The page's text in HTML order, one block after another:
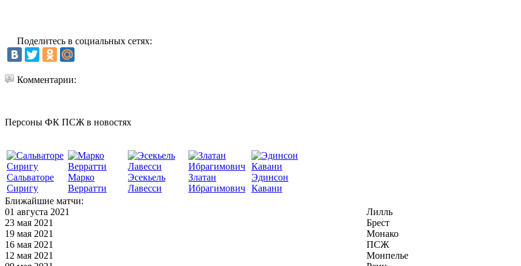
Поделитесь в социальных сетях:
Комментарии:
Персоны ФК ПСЖ в новостях
Сальваторе
Сиригу
Марко
Верратти
Эсекьель
Лавесси
Златан
Ибрагимович
Эдинсон
Кавани
Ближайшие матчи:
01 августа 2021
Лилль
23 мая 2021
Брест
19 мая 2021
Монако
16 мая 2021
ПСЖ
12 мая 2021
Монпелье